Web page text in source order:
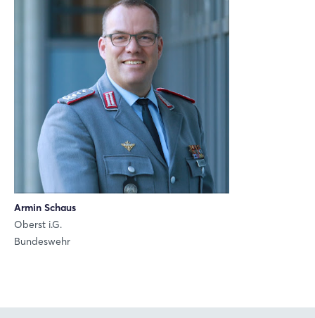
Whatsapp
Armin Schaus
Oberst i.G.
Bundeswehr
Login
Einloggen